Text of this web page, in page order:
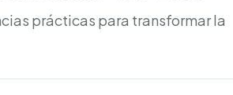
prácticas para transformar la